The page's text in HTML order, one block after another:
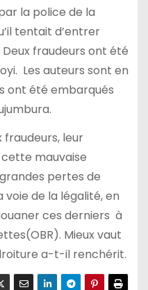
la police de la
tentait d’entrer
Deux fraudeurs ont été
Les auteurs sont en
ont été embarqués
fraudeurs, leur
mauvaise
pertes de
de la légalité, en
ces derniers à
Mieux vaut
a-t-il renchérit.